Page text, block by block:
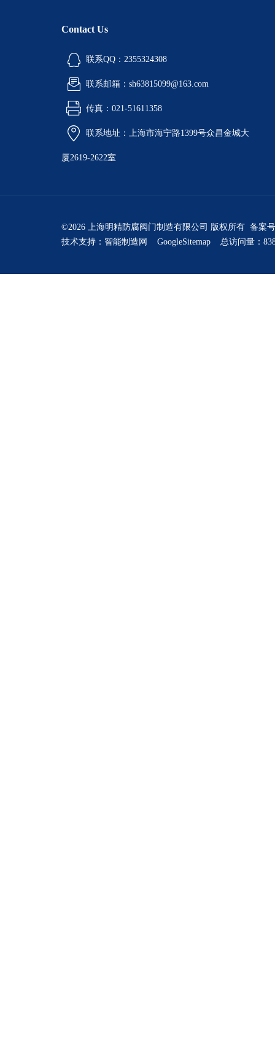
Contact Us
联系QQ：2355324308
联系邮箱：sh63815099@163.com
传真：021-51611358
联系地址：上海市海宁路1399号众昌金城大
厦2619-2622室
©2026 上海明精防腐阀门制造有限公司 版权所有 备案
技术支持： 智能制造网 GoogleSitemap 总访问量：